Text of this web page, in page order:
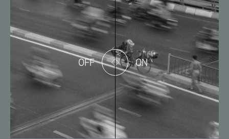
이
동
OFF ON